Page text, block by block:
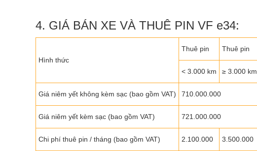
4. GIÁ BÁN XE VÀ THUÊ PIN VF e34:
Hình thức
Thuê pin
Thuê pin
< 3.000 km
≥ 3.000 km
Giá niêm yết không kèm sạc (bao gồm VAT) 710.000.000
Giá niêm yết kèm sạc (bao gồm VAT) 721.000.000
Chi phí thuê pin / tháng (bao gồm VAT) 2.100.000 3.500.000